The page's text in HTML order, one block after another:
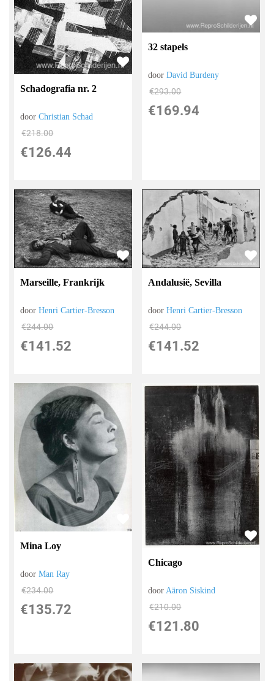
Schadografia nr. 2
doorChristian Schad
€218.00
€126.44
32 stapels
doorDavid Burdeny
€293.00
€169.94
Marseille, Frankrijk
doorHenri Cartier-Bresson
€244.00
€141.52
Andalusië, Sevilla
doorHenri Cartier-Bresson
€244.00
€141.52
Mina Loy
doorMan Ray
€234.00
€135.72
Chicago
doorAäron Siskind
€210.00
€121.80